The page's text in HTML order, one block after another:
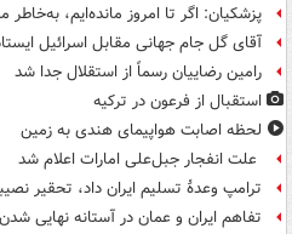
پزشکیان: اگر تا امروز مانده‌ایم،
آقای گل جام جهانی مقابل اسرائیل
رامین رضاییان رسماً از استقلال جدا شد
استقبال از فرعون در ترکیه
لحظه اصابت هواپیمای هندی به زمین
علت انفجار جبل‌علی امارات اعلام شد
ترامپ وعدۀ تسلیم ایران داد، تحقیر
تفاهم ایران و عمان در آستانه نهایی